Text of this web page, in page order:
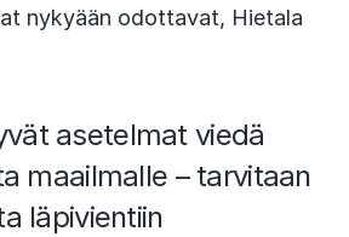
nykyään odottavat, Hietala
asetelmat viedä
maailmalle – tarvitaan
läpivientiin